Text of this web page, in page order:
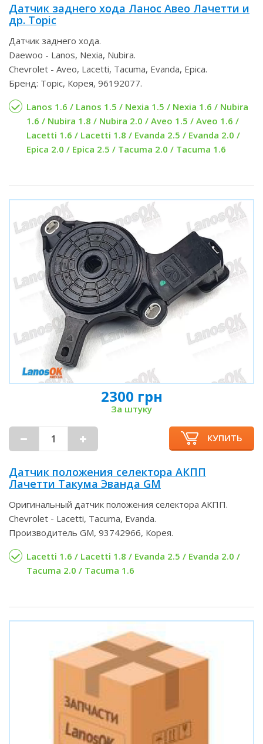
Датчик заднего хода Ланос Авео Лачетти и
др. Topic
Датчик заднего хода.
Daewoo - Lanos, Nexia, Nubira.
Chevrolet - Aveo, Lacetti, Tacuma, Evanda, Epica.
Бренд: Topic, Корея, 96192077.
Lanos 1.6 / Lanos 1.5 / Nexia 1.5 / Nexia 1.6 / Nubira
1.6 / Nubira 1.8 / Nubira 2.0 / Aveo 1.5 / Aveo 1.6 /
Lacetti 1.6 / Lacetti 1.8 / Evanda 2.5 / Evanda 2.0 /
Epica 2.0 / Epica 2.5 / Tacuma 2.0 / Tacuma 1.6
2300 грн
За штуку
КУПИТЬ
Датчик положения селектора АКПП
Лачетти Такума Эванда GM
Оригинальный датчик положения селектора АКПП.
Chevrolet - Lacetti, Tacuma, Evanda.
Производитель GM, 93742966, Корея.
Lacetti 1.6 / Lacetti 1.8 / Evanda 2.5 / Evanda 2.0 /
Tacuma 2.0 / Tacuma 1.6